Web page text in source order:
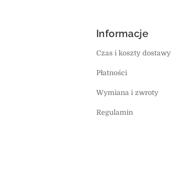
Informacje
Czas i koszty dostawy
Płatności
Wymiana i zwroty
Regulamin